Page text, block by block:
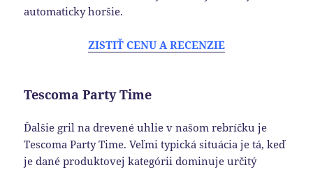
automaticky horšie.
ZISTIŤ CENU A RECENZIE
Tescoma Party Time
Ďalšie gril na drevené uhlie v našom rebríčku je
Tescoma Party Time. Veľmi typická situácia je tá, keď
je dané produktovej kategórii dominuje určitý